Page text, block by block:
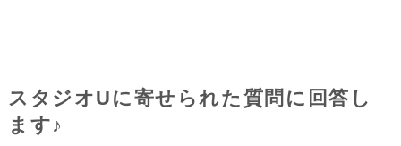
スタジオUに寄せられた質問に回答し
ます♪